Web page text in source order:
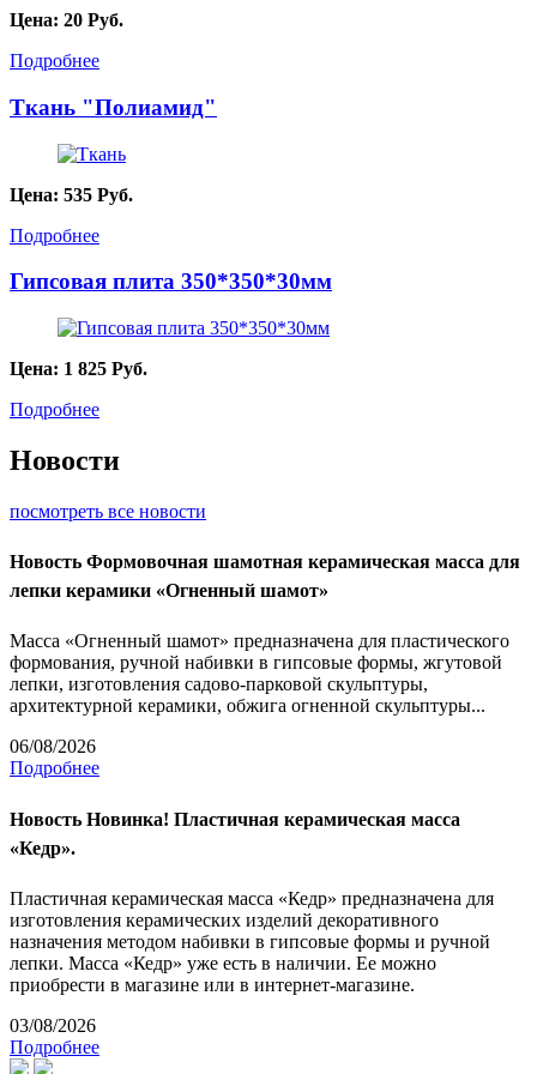
Цена: 20 Руб.
Подробнее
Ткань "Полиамид"
Цена: 535 Руб.
Подробнее
Гипсовая плита 350*350*30мм
Цена: 1 825 Руб.
Подробнее
Новости
посмотреть все новости
Новость Формовочная шамотная керамическая масса для
лепки керамики «Огненный шамот»
Масса «Огненный шамот» предназначена для пластического
формования, ручной набивки в гипсовые формы, жгутовой
лепки, изготовления садово-парковой скульптуры,
архитектурной керамики, обжига огненной скульптуры...
06/08/2026
Подробнее
Новость Новинка! Пластичная керамическая масса
«Кедр».
Пластичная керамическая масса «Кедр» предназначена для
изготовления керамических изделий декоративного
назначения методом набивки в гипсовые формы и ручной
лепки. Масса «Кедр» уже есть в наличии. Ее можно
приобрести в магазине или в интернет-магазине.
03/08/2026
Подробнее